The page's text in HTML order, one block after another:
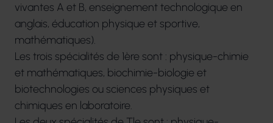
vivantes A et B, enseignement technologique en
anglais, éducation physique et sportive,
mathématiques).
Les trois spécialités de 1ère sont : physique-chimie
et mathématiques, biochimie-biologie et
biotechnologies ou sciences physiques et
chimiques en laboratoire.